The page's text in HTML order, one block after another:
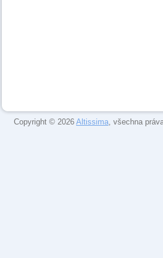
Copyright © 2026 Altissima, všechna